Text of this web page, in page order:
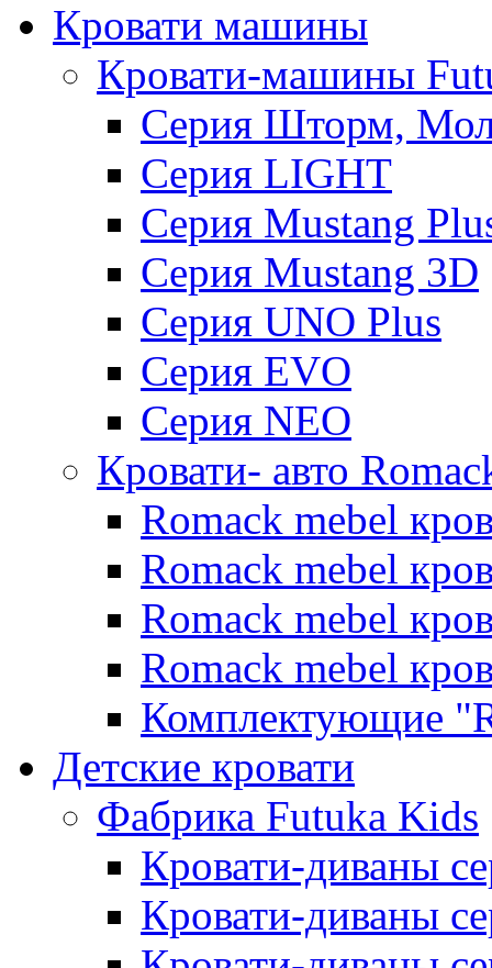
Кровати машины
Кровати-машины
Серия Шторм,
Серия LIGHT
Серия Mustang
Серия Mustang 3D
Серия UNO Plus
Серия EVO
Серия NEO
Кровати- авто
Romack mebel
Romack mebel
Romack mebel
Romack mebel
Комплектующие
Детские кровати
Фабрика Futuka Kids
Кровати-диваны
Кровати-диваны